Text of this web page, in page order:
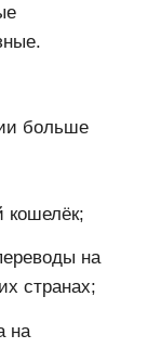
больше
кошелёк;
на
странах;
на